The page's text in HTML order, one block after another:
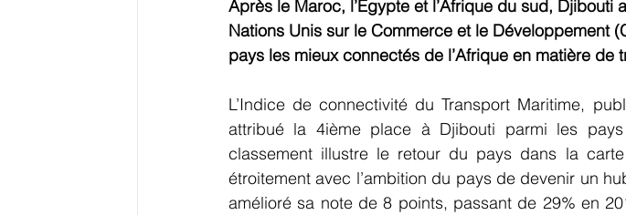
Après le Maroc, l’Egypte et l’Afrique du sud,
Nations Unis sur le Commerce et le Développement
pays les mieux connectés de l’Afrique en matière de
L’Indice de connectivité du Transport Maritime,
attribué la 4ième place à Djibouti parmi les
classement illustre le retour du pays dans la
étroitement avec l’ambition du pays de devenir un
amélioré sa note de 8 points, passant de 29% en